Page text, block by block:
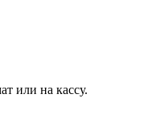
или на кассу.